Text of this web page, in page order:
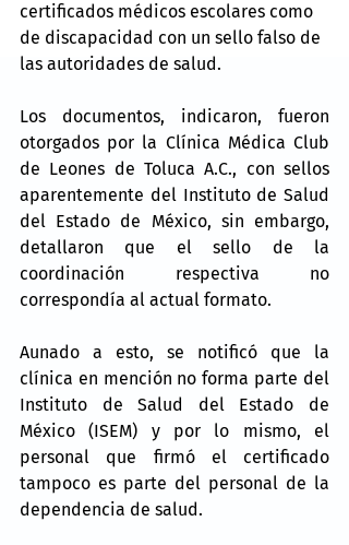
certificados médicos escolares como
de discapacidad con un sello falso de
las autoridades de salud.
Los documentos, indicaron, fueron
otorgados por la Clínica Médica Club
de Leones de Toluca A.C., con sellos
aparentemente del Instituto de Salud
del Estado de México, sin embargo,
detallaron que el sello de la
coordinación respectiva no
correspondía al actual formato.
Aunado a esto, se notificó que la
clínica en mención no forma parte del
Instituto de Salud del Estado de
México (ISEM) y por lo mismo, el
personal que firmó el certificado
tampoco es parte del personal de la
dependencia de salud.